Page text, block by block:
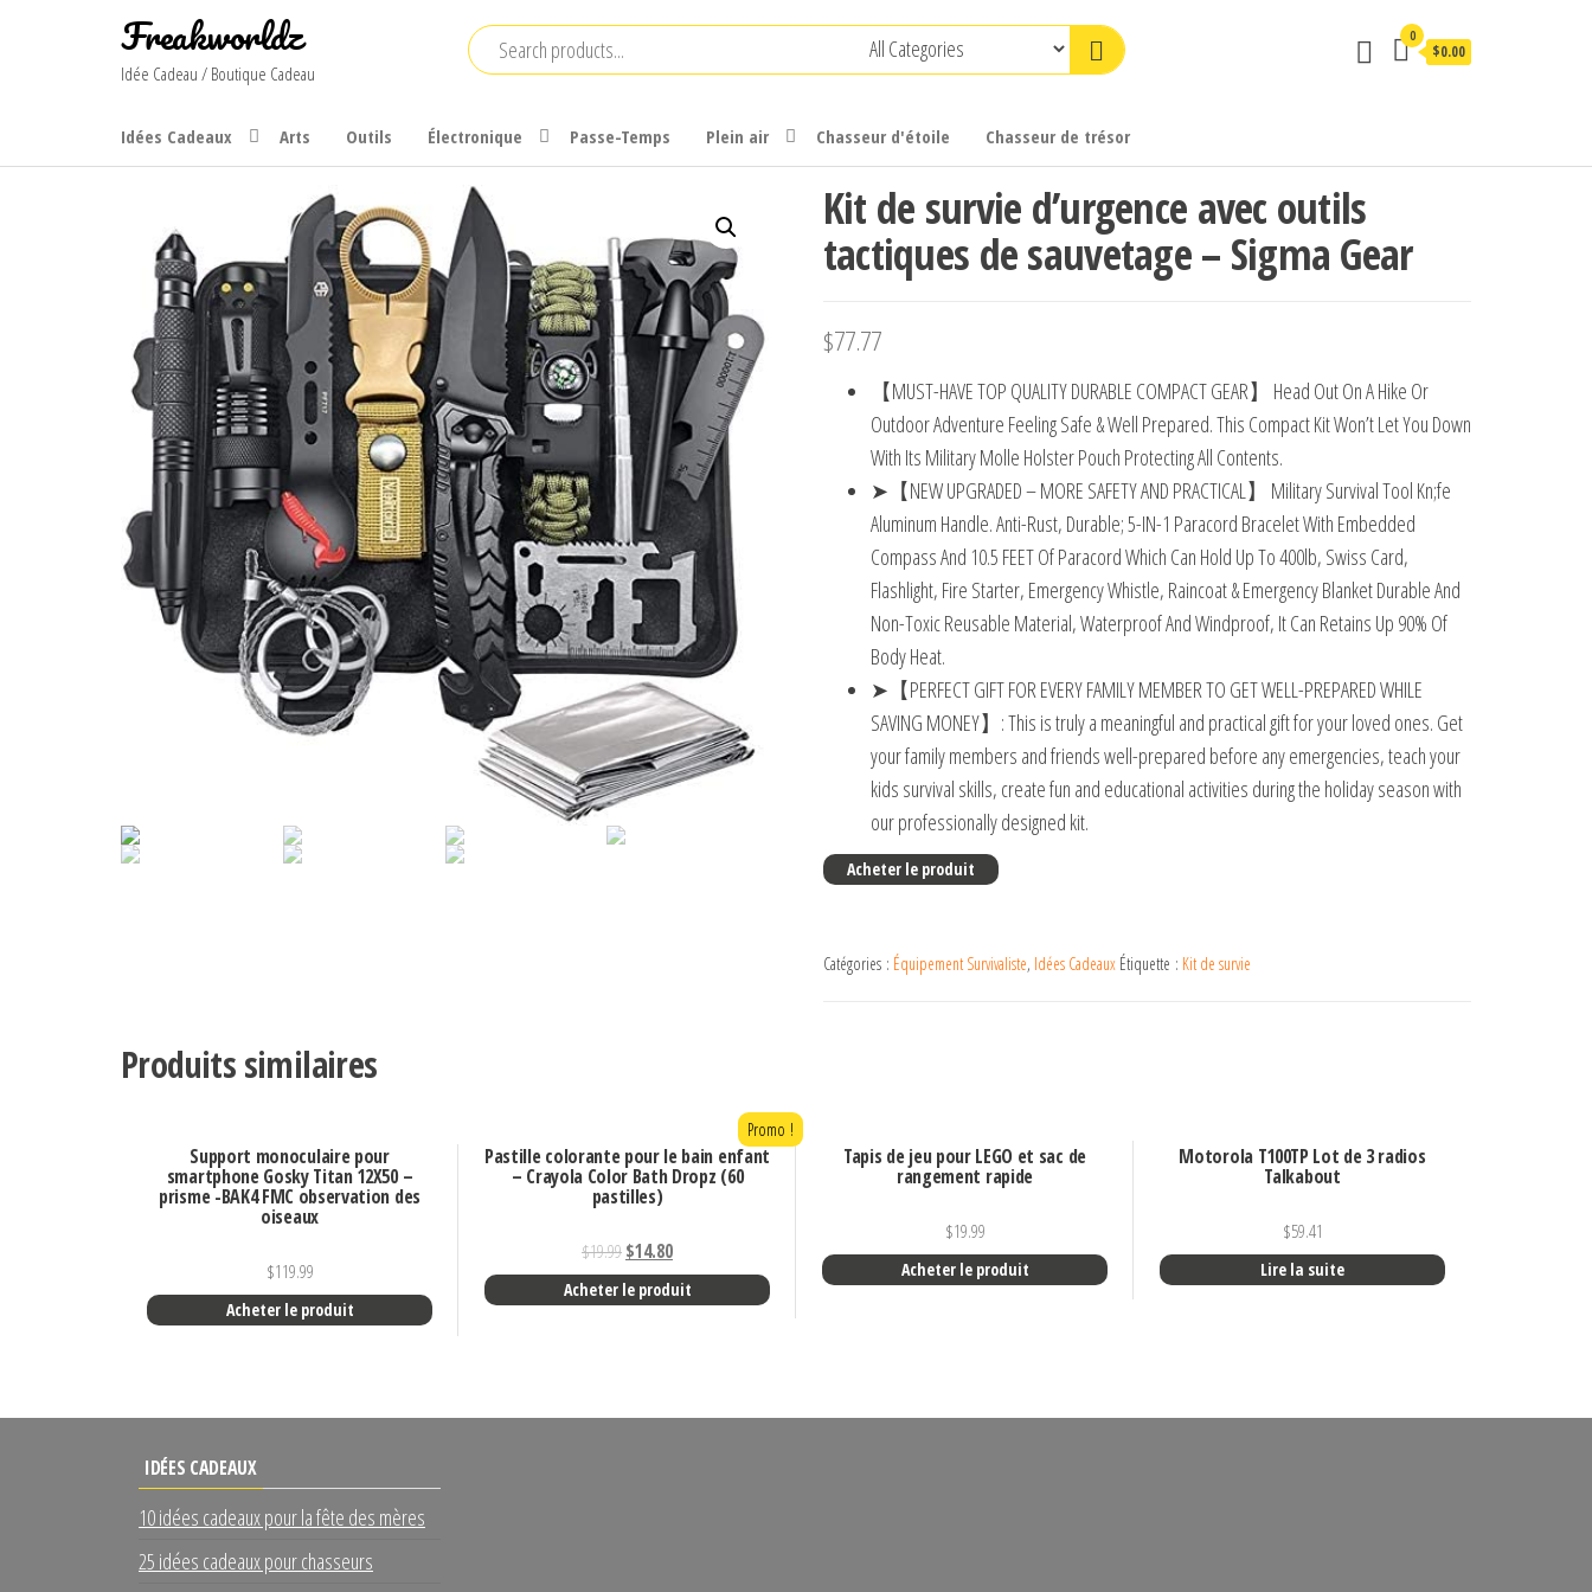
Freakworldz
Idée Cadeau / Boutique Cadeau
0
$0.00
Idées Cadeaux Arts Outils Électronique Passe-Temps Plein air Chasseur d'étoile Chasseur de trésor
Kit de survie d’urgence avec outils
tactiques de sauvetage – Sigma Gear
$77.77
【MUST-HAVE TOP QUALITY DURABLE COMPACT GEAR】 Head Out On A Hike Or
Outdoor Adventure Feeling Safe & Well Prepared. This Compact Kit Won’t Let You Down
With Its Military Molle Holster Pouch Protecting All Contents.
➤【NEW UPGRADED – MORE SAFETY AND PRACTICAL】 Military Survival Tool Kn;fe
Aluminum Handle. Anti-Rust, Durable; 5-IN-1 Paracord Bracelet With Embedded
Compass And 10.5 FEET Of Paracord Which Can Hold Up To 400lb, Swiss Card,
Flashlight, Fire Starter, Emergency Whistle, Raincoat & Emergency Blanket Durable And
Non-Toxic Reusable Material, Waterproof And Windproof, It Can Retains Up 90% Of
Body Heat.
➤【PERFECT GIFT FOR EVERY FAMILY MEMBER TO GET WELL-PREPARED WHILE
SAVING MONEY】: This is truly a meaningful and practical gift for your loved ones. Get
your family members and friends well-prepared before any emergencies, teach your
kids survival skills, create fun and educational activities during the holiday season with
our professionally designed kit.
Acheter le produit
Catégories : Équipement Survivaliste, Idées Cadeaux Étiquette : Kit de survie
Produits similaires
Support monoculaire pour
smartphone Gosky Titan 12X50 –
prisme -BAK4 FMC observation des
oiseaux
$119.99
Acheter le produit
Pastille colorante pour le bain enfant
– Crayola Color Bath Dropz (60
pastilles)
Promo !
$19.99$14.80
Acheter le produit
Tapis de jeu pour LEGO et sac de
rangement rapide
$19.99
Acheter le produit
Motorola T100TP Lot de 3 radios
Talkabout
$59.41
Lire la suite
IDÉES CADEAUX
10 idées cadeaux pour la fête des mères
25 idées cadeaux pour chasseurs